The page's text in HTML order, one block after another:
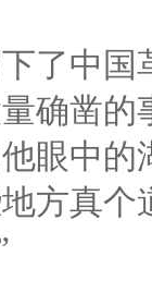
中国
确凿
眼中
方真